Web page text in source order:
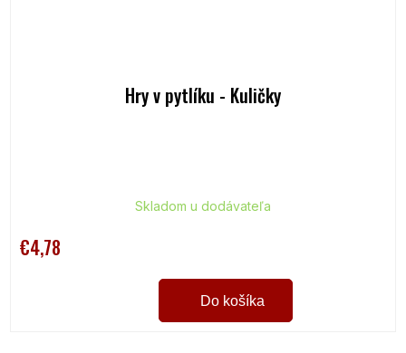
Hry v pytlíku - Kuličky
Skladom u dodávateľa
€4,78
Do košíka